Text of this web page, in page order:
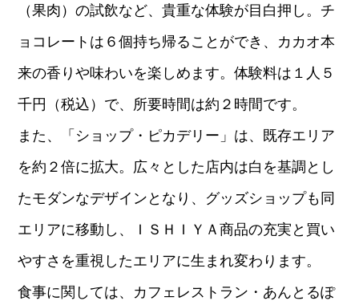
（果肉）の試飲など、貴重な体験が目白押し。チ
ョコレートは６個持ち帰ることができ、カカオ本
来の香りや味わいを楽しめます。体験料は１人５
千円（税込）で、所要時間は約２時間です。
また、「ショップ・ピカデリー」は、既存エリア
を約２倍に拡大。広々とした店内は白を基調とし
たモダンなデザインとなり、グッズショップも同
エリアに移動し、ＩＳＨＩＹＡ商品の充実と買い
やすさを重視したエリアに生まれ変わります。
食事に関しては、カフェレストラン・あんとるぽ